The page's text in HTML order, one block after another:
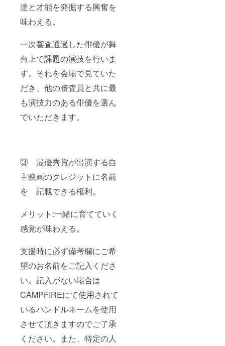
達と才能を発掘する興奮を
味わえる。
一次審査通過した俳優が舞
台上で課題の演技を行いま
す。それを会場で見ていた
だき、他の審査員と共に最
も演技力のある俳優を選ん
でいただきます。
③ 最優秀賞が出演する自
主映画のクレジットに名前
を 記載できる権利。
メリット:一緒に育てていく
感覚が味わえる。
支援時に必ず備考欄にご希
望のお名前をご記入くださ
い。記入がない場合は
CAMPFIREにて使用されて
いるハンドルネームを使用
させて頂きますのでご了承
ください。また、特定の人